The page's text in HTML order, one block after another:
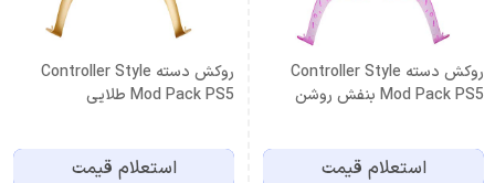
روکش دسته Controller Style
Mod Pack PS5 بنفش روشن
استعلام قیمت
روکش دسته Controller Style
Mod Pack PS5 طلایی
استعلام قیمت